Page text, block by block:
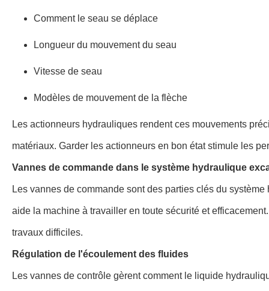
Comment le seau se déplace
Longueur du mouvement du seau
Vitesse de seau
Modèles de mouvement de la flèche
Les actionneurs hydrauliques rendent ces mouvements
matériaux. Garder les actionneurs en bon état stimule les
Vannes de commande dans le système hydraulique
Les vannes de commande sont des parties clés du
aide la machine à travailler en toute sécurité et
travaux difficiles.
Régulation de l'écoulement des fluides
Les vannes de contrôle gèrent comment le liquide